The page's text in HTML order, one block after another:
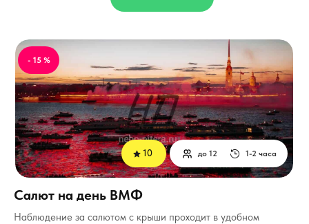
Наблюдение за салютом с крыши проходит в удобном
1-2 часа
до 12
- 15 %
Салют на день ВМФ
10